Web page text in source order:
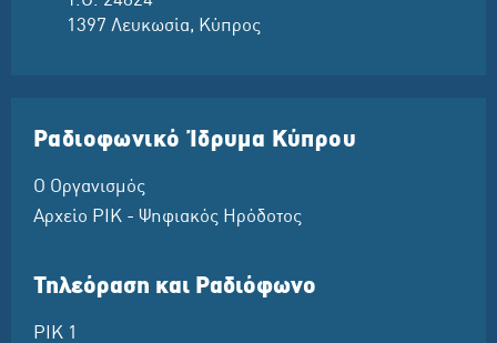
1397 Λευκωσία, Κύπρος
Ραδιοφωνικό Ίδρυμα Κύπρου
Ο Οργανισμός
Αρχείο ΡΙΚ - Ψηφιακός Ηρόδοτος
Τηλεόραση και Ραδιόφωνο
ΡΙΚ 1